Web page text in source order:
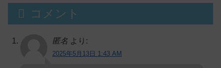
コメント
匿名 より:
2025年5月13日 1:43 AM